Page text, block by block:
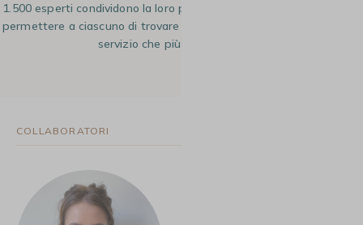
1.500 esperti condividono la loro passione e le loro conoscenze per
permettere a ciascuno di trovare il caffè, il tipo di preparazione e il
servizio che più gli corrisponde.
COLLABORATORI